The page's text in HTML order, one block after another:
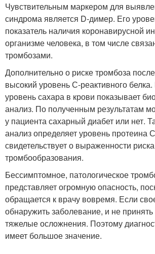
Чувствительным маркером для
синдрома является D-димер. Его
показатель наличия коронавирусной
организме человека, в том числе
тромбозами.
Дополнительно о риске тромбоза
высокий уровень С-реактивного
уровень сахара в крови показывает
анализ. По полученным результатам
у пациента сахарный диабет или нет.
анализ определяет уровень протеина
свидетельствует о выраженности риска
тромбообразования.
Бессимптомное, патологическое
представляет огромную опасность,
обращается к врачу вовремя. Если
обнаружить заболевание, и не
тяжелые осложнения. Поэтому
имеет большое значение.